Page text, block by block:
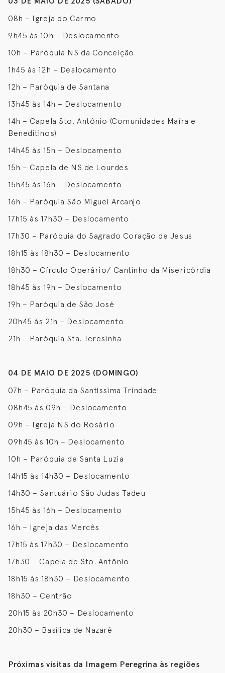
08h – Igreja do Carmo
9h45 às 10h – Deslocamento
10h – Paróquia NS da Conceição
1h45 às 12h – Deslocamento
12h – Paróquia de Santana
13h45 às 14h – Deslocamento
14h – Capela Sto. Antônio (Comunidades Maíra e
Beneditinos)
14h45 às 15h – Deslocamento
15h – Capela de NS de Lourdes
15h45 às 16h – Deslocamento
16h – Paróquia São Miguel Arcanjo
17h15 às 17h30 – Deslocamento
17h30 – Paróquia do Sagrado Coração de Jesus
18h15 às 18h30 – Deslocamento
18h30 – Círculo Operário/ Cantinho da Misericórdia
18h45 às 19h – Deslocamento
19h – Paróquia de São José
20h45 às 21h – Deslocamento
21h – Paróquia Sta. Teresinha
04 DE MAIO DE 2025 (DOMINGO)
07h – Paróquia da Santíssima Trindade
08h45 às 09h – Deslocamento
09h – Igreja NS do Rosário
09h45 às 10h – Deslocamento
10h – Paróquia de Santa Luzia
14h15 às 14h30 – Deslocamento
14h30 – Santuário São Judas Tadeu
15h45 às 16h – Deslocamento
16h – Igreja das Mercês
17h15 às 17h30 – Deslocamento
17h30 – Capela de Sto. Antônio
18h15 às 18h30 – Deslocamento
18h30 – Centrão
20h15 às 20h30 – Deslocamento
20h30 – Basílica de Nazaré
Próximas visitas da Imagem Peregrina às regiões